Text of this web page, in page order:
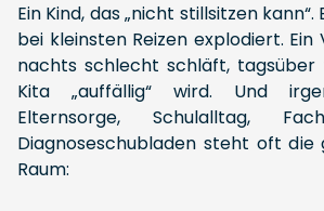
Ein Kind, das „nicht stillsitzen
bei kleinsten Reizen explodiert. Ein
nachts schlecht schläft,
Kita „auffällig“ wird. Und
Elternsorge, Schulalltag,
Diagnoseschubladen steht oft die
Raum: